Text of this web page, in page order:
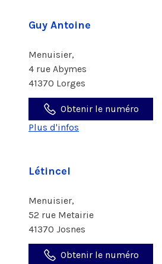
Guy Antoine
Menuisier,
4 rue Abymes
41370 Lorges
Obtenir le numéro
Plus d'infos
Létincel
Menuisier,
52 rue Metairie
41370 Josnes
Obtenir le numéro